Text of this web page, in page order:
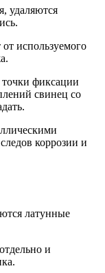
удаляются
используемого
фиксации
свинец со
коррозии и
латунные
и